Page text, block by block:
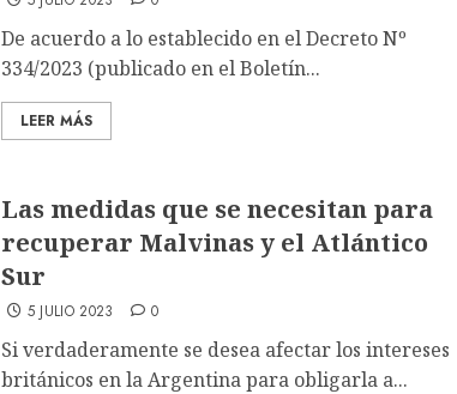
De acuerdo a lo establecido en el Decreto Nº
334/2023 (publicado en el Boletín...
LEER MÁS
Las medidas que se necesitan para
recuperar Malvinas y el Atlántico
Sur
5 JULIO 2023 0
Si verdaderamente se desea afectar los intereses
británicos en la Argentina para obligarla a...